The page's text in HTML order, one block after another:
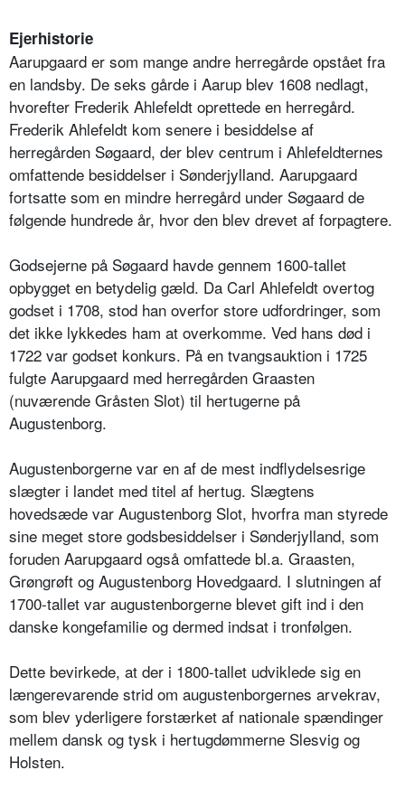
Ejerhistorie
Aarupgaard er som mange andre herregårde opstået fra
en landsby. De seks gårde i Aarup blev 1608 nedlagt,
hvorefter Frederik Ahlefeldt oprettede en herregård.
Frederik Ahlefeldt kom senere i besiddelse af
herregården Søgaard, der blev centrum i Ahlefeldternes
omfattende besiddelser i Sønderjylland. Aarupgaard
fortsatte som en mindre herregård under Søgaard de
følgende hundrede år, hvor den blev drevet af forpagtere.
Godsejerne på Søgaard havde gennem 1600-tallet
opbygget en betydelig gæld. Da Carl Ahlefeldt overtog
godset i 1708, stod han overfor store udfordringer, som
det ikke lykkedes ham at overkomme. Ved hans død i
1722 var godset konkurs. På en tvangsauktion i 1725
fulgte Aarupgaard med herregården Graasten
(nuværende Gråsten Slot) til hertugerne på
Augustenborg.
Augustenborgerne var en af de mest indflydelsesrige
slægter i landet med titel af hertug. Slægtens
hovedsæde var Augustenborg Slot, hvorfra man styrede
sine meget store godsbesiddelser i Sønderjylland, som
foruden Aarupgaard også omfattede bl.a. Graasten,
Grøngrøft og Augustenborg Hovedgaard. I slutningen af
1700-tallet var augustenborgerne blevet gift ind i den
danske kongefamilie og dermed indsat i tronfølgen.
Dette bevirkede, at der i 1800-tallet udviklede sig en
længerevarende strid om augustenborgernes arvekrav,
som blev yderligere forstærket af nationale spændinger
mellem dansk og tysk i hertugdømmerne Slesvig og
Holsten.